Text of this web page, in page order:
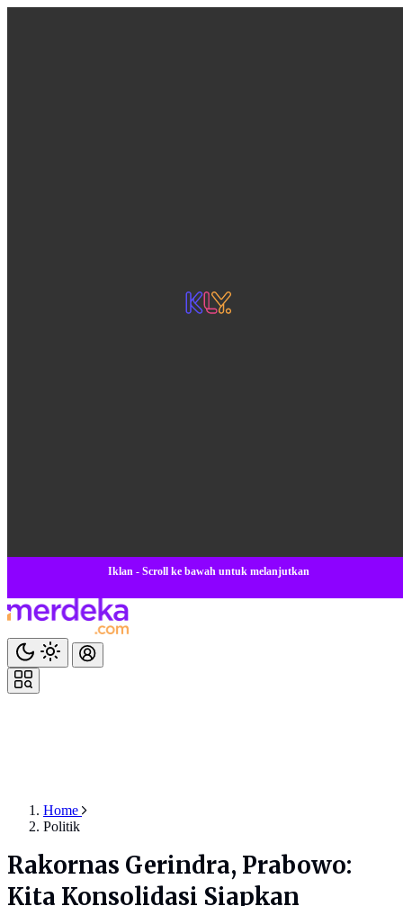
Iklan - Scroll ke bawah untuk melanjutkan
Home
Politik
Rakornas Gerindra, Prabowo:
Kita Konsolidasi Siapkan